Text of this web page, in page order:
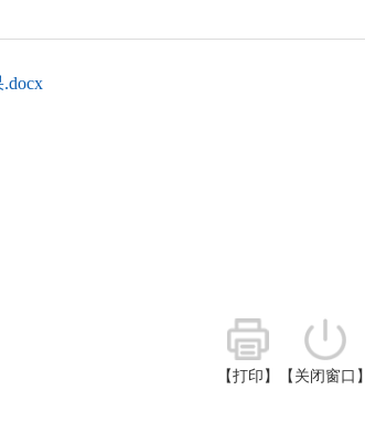
【打印】 【关闭窗口】